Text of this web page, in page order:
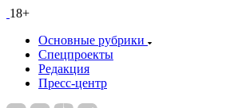
18+
Основные рубрики
Спецпроекты
Редакция
Пресс-центр